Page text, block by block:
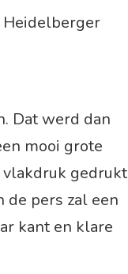
Heidelberger
Dat werd dan
mooi grote
gedrukt
de pers zal een
kant en klare